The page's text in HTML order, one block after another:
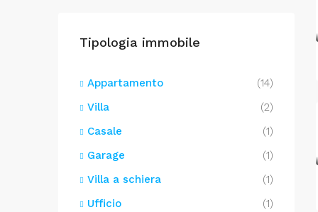
Tipologia immobile
Appartamento
(14)
Villa
(2)
Casale
(1)
Garage
(1)
Villa a schiera
(1)
Ufficio
(1)